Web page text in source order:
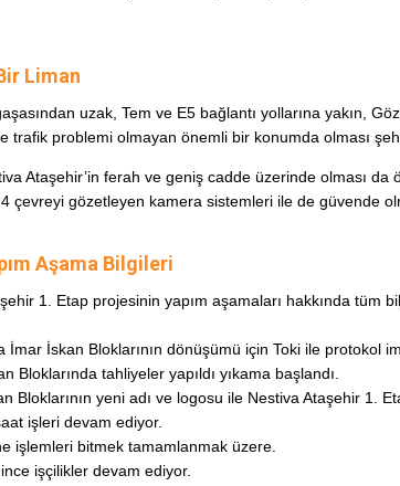
Liman
uzak, Tem ve E5 bağlantı yollarına yakın,
trafik problemi olmayan önemli bir konumda olması
Ataşehir’in ferah ve geniş cadde üzerinde olması da
çevreyi gözetleyen kamera sistemleri ile de güvende
Aşama Bilgileri
1. Etap projesinin yapım aşamaları hakkında tüm
İmar İskan Bloklarının dönüşümü için Toki ile protokol
Bloklarında tahliyeler yapıldı yıkama başlandı.
Bloklarının yeni adı ve logosu ile Nestiva Ataşehir 1.
işleri devam ediyor.
işlemleri bitmek tamamlanmak üzere.
işçilikler devam ediyor.